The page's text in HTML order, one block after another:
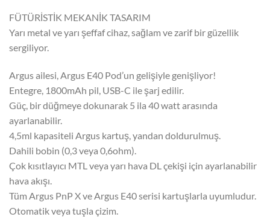
FÜTÜRİSTİK MEKANİK TASARIM
Yarı metal ve yarı şeffaf cihaz, sağlam ve zarif bir güzellik
sergiliyor.
Argus ailesi, Argus E40 Pod’un gelişiyle genişliyor!
Entegre, 1800mAh pil, USB-C ile şarj edilir.
Güç, bir düğmeye dokunarak 5 ila 40 watt arasında
ayarlanabilir.
4,5ml kapasiteli Argus kartuş, yandan doldurulmuş.
Dahili bobin (0,3 veya 0,6ohm).
Çok kısıtlayıcı MTL veya yarı hava DL çekişi için ayarlanabilir
hava akışı.
Tüm Argus PnP X ve Argus E40 serisi kartuşlarla uyumludur.
Otomatik veya tuşla çizim.